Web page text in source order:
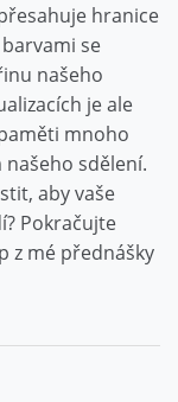
hranice
se
našeho
je ale
mnoho
sdělení.
aby vaše
Pokračujte
z mé přednášky